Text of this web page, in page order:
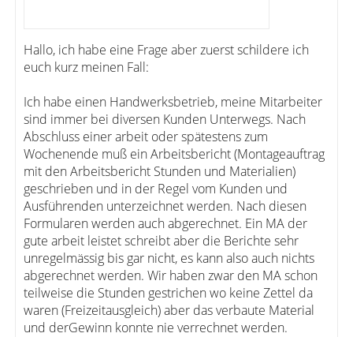
Hallo, ich habe eine Frage aber zuerst schildere ich
euch kurz meinen Fall:
Ich habe einen Handwerksbetrieb, meine Mitarbeiter
sind immer bei diversen Kunden Unterwegs. Nach
Abschluss einer arbeit oder spätestens zum
Wochenende muß ein Arbeitsbericht (Montageauftrag
mit den Arbeitsbericht Stunden und Materialien)
geschrieben und in der Regel vom Kunden und
Ausführenden unterzeichnet werden. Nach diesen
Formularen werden auch abgerechnet. Ein MA der
gute arbeit leistet schreibt aber die Berichte sehr
unregelmässig bis gar nicht, es kann also auch nichts
abgerechnet werden. Wir haben zwar den MA schon
teilweise die Stunden gestrichen wo keine Zettel da
waren (Freizeitausgleich) aber das verbaute Material
und derGewinn konnte nie verrechnet werden.